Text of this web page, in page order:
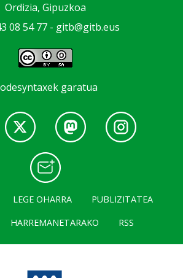
Ordizia, Gipuzkoa
08 54 77 - gitb@gitb.eus
garatua
LEGE OHARRA
PUBLIZITATEA
HARREMANETARAKO RSS